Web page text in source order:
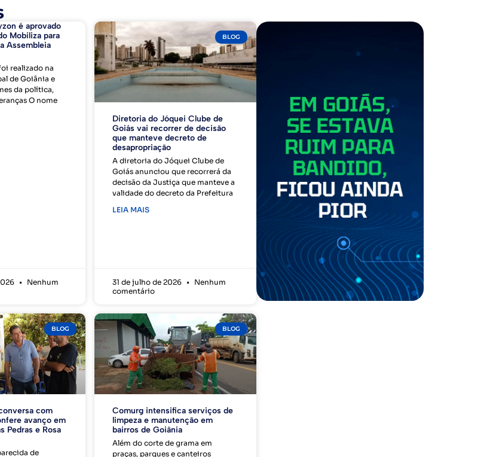
é aprovado
Mobiliza para
Assembleia
realizado na
de Goiânia e
da política,
O nome
Nenhum
BLOG
Diretoria do Jóquei Clube de
Goiás vai recorrer de decisão
que manteve decreto de
desapropriação
A diretoria do Jóquei Clube de
Goiás anunciou que recorrerá da
decisão da Justiça que manteve a
validade do decreto da Prefeitura
LEIA MAIS
31 de julho de 2026
Nenhum
comentário
BLOG
com
avanço em
Pedras e Rosa
de
BLOG
Comurg intensifica serviços de
limpeza e manutenção em
bairros de Goiânia
Além do corte de grama em
praças, parques e canteiros